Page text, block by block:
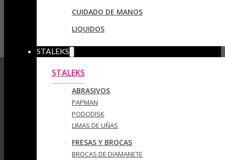
CUIDADO DE MANOS
LIQUIDOS
STALEKS
STALEKS
ABRASIVOS
PAPMAN
PODODISK
LIMAS DE UÑAS
FRESAS Y BROCAS
BROCAS DE DIAMANETE